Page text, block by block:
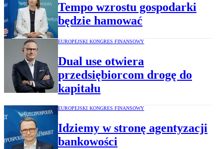
Tempo wzrostu gospodarki
będzie hamować
EUROPEJSKI KONGRES FINANSOWY
Dual use otwiera
przedsiębiorcom drogę do
kapitału
EUROPEJSKI KONGRES FINANSOWY
Idziemy w stronę agentyzacji
bankowości